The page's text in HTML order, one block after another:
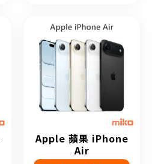
Apple 蘋果 iPhone
Air